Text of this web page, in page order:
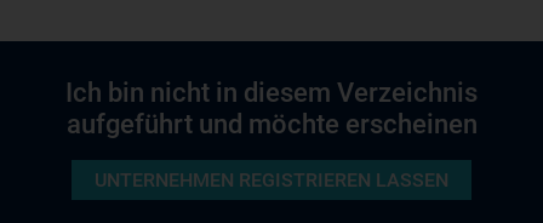
Ich bin nicht in diesem Verzeichnis
aufgeführt und möchte erscheinen
UNTERNEHMEN REGISTRIEREN LASSEN